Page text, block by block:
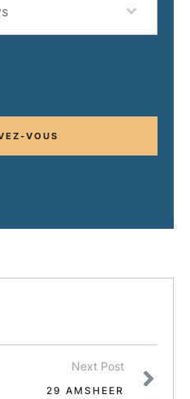
VOUS
Next Post
29 AMSHEER